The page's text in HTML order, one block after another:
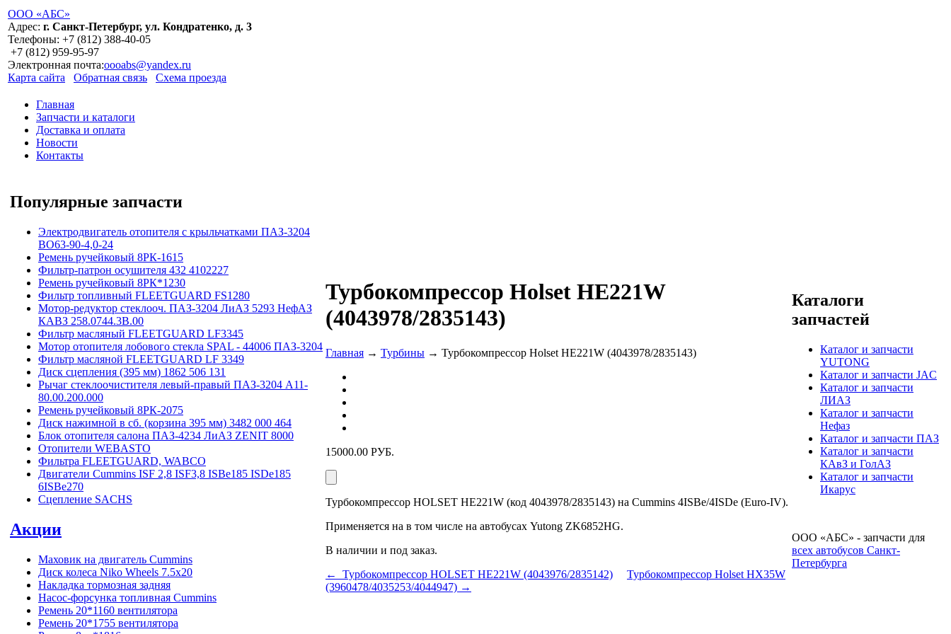
ООО «АБС»
Адрес: г. Санкт-Петербург, ул. Кондратенко, д. 3
Телефоны: +7 (812) 388-40-05
+7 (812) 959-95-97
Электронная почта:oooabs@yandex.ru
Карта сайта
Обратная связь Схема проезда
Главная
Запчасти и каталоги
Доставка и оплата
Новости
Контакты
Популярные запчасти
Электродвигатель отопителя с крыльчатками ПАЗ-3204
ВО63-90-4,0-24
Ремень ручейковый 8РК-1615
Фильтр-патрон осушителя 432 4102227
Ремень ручейковый 8РК*1230
Фильтр топливный FLEETGUARD FS1280
Мотор-редуктор стеклооч. ПАЗ-3204 ЛиАЗ 5293 НефАЗ
КАВЗ 258.0744.3B.00
Фильтр масляный FLEETGUARD LF3345
Мотор отопителя лобового стекла SPAL - 44006 ПАЗ-3204
Фильтр масляной FLEETGUARD LF 3349
Диск сцепления (395 мм) 1862 506 131
Рычаг стеклоочистителя левый-правый ПАЗ-3204 А11-
80.00.200.000
Ремень ручейковый 8РК-2075
Диск нажимной в сб. (корзина 395 мм) 3482 000 464
Блок отопителя салона ПАЗ-4234 ЛиАЗ ZENIT 8000
Отопители WEBASTO
Фильтра FLEETGUARD, WABCO
Двигатели Cummins ISF 2,8 ISF3,8 ISBe185 ISDe185
6ISBe270
Сцепление SACHS
Акции
Маховик на двигатель Cummins
Диск колеса Niko Wheels 7.5x20
Накладка тормозная задняя
Насос-форсунка топливная Cummins
Ремень 20*1160 вентилятора
Ремень 20*1755 вентилятора
Турбокомпрессор Holset HE221W
(4043978/2835143)
Главная → Турбины → Турбокомпрессор Holset HE221W (4043978/2835143)
15000.00 РУБ.
Турбокомпрессор HOLSET HE221W (код 4043978/2835143) на Cummins 4ISBe/4ISDe (Euro-IV).
Применяется на в том числе на автобусах Yutong ZK6852HG.
В наличии и под заказ.
← Турбокомпрессор HOLSET HE221W (4043976/2835142)
Турбокомпрессор Holset HX35W
(3960478/4035253/4044947) →
Каталоги
запчастей
Каталог и запчасти
YUTONG
Каталог и запчасти JAC
Каталог и запчасти
ЛИАЗ
Каталог и запчасти
Нефаз
Каталог и запчасти ПАЗ
Каталог и запчасти
КАвЗ и ГолАЗ
Каталог и запчасти
Икарус
ООО «АБС» - запчасти для
всех автобусов Санкт-
Петербурга